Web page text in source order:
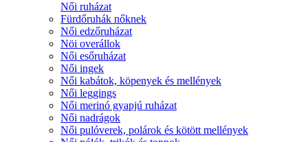
Női ruházat
Fürdőruhák nőknek
Női edzőruházat
Nöi overállok
Női esőruházat
Női ingek
Női kabátok, köpenyek és mellények
Női leggings
Női merinó gyapjú ruházat
Női nadrágok
Női pulóverek, polárok és kötött mellények